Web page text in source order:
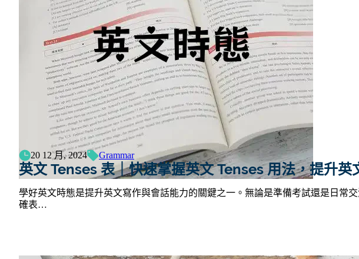
20 12 月, 2024 Grammar
英文 Tenses 表｜快速掌握英文 Tenses 用法，提升英
學好英文時態是提升英文寫作與會話能力的關鍵之一。無論是準備考試還是日常
確表…